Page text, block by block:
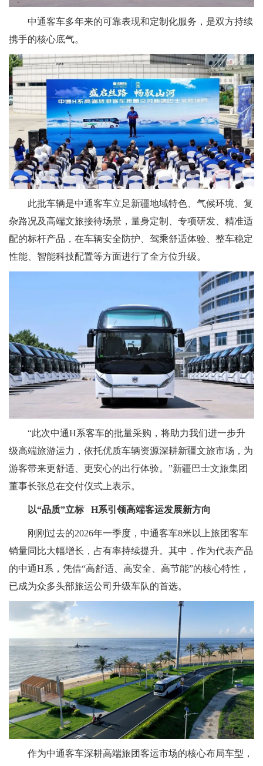
中通客车多年来的可靠表现和定制化服务，是双方持续
携手的核心底气。
此批车辆是中通客车立足新疆地域特色、气候环境、复
杂路况及高端文旅接待场景，量身定制、专项研发、精准适
配的标杆产品，在车辆安全防护、驾乘舒适体验、整车稳定
性能、智能科技配置等方面进行了全方位升级。
“此次中通H系客车的批量采购，将助力我们进一步升
级高端旅游运力，依托优质车辆资源深耕新疆文旅市场，为
游客带来更舒适、更安心的出行体验。”新疆巴士文旅集团
董事长张总在交付仪式上表示。
以“品质”立标 H系引领高端客运发展新方向
刚刚过去的2026年一季度，中通客车8米以上旅团客车
销量同比大幅增长，占有率持续提升。其中，作为代表产品
的中通H系，凭借“高舒适、高安全、高节能”的核心特性，
已成为众多头部旅运公司升级车队的首选。
作为中通客车深耕高端旅团客运市场的核心布局车型，